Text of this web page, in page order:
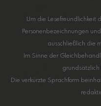
Um die Lesefreundlichkeit
Personenbezeichnungen
ausschließlich die
Im Sinne der
grundsätzlich
Die verkürzte Sprachform